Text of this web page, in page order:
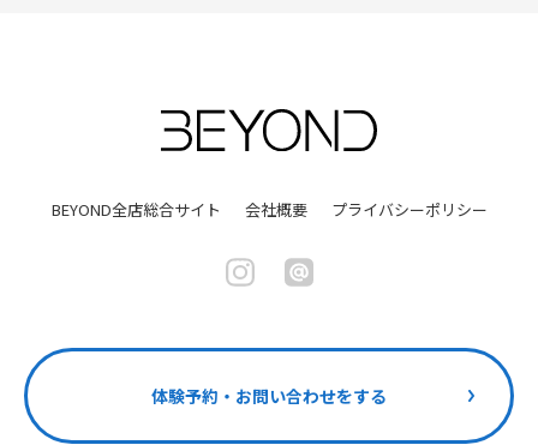
BEYOND全店総合サイト 会社概要 プライバシーポリシー
体験予約・お問い合わせをする